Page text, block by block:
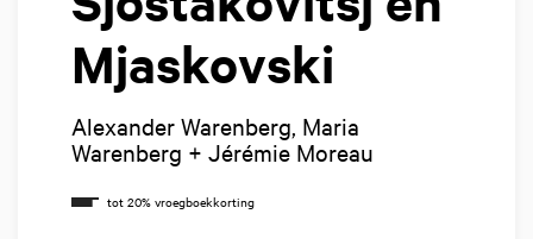
Mjaskovski
Alexander Warenberg, Maria
Warenberg + Jérémie Moreau